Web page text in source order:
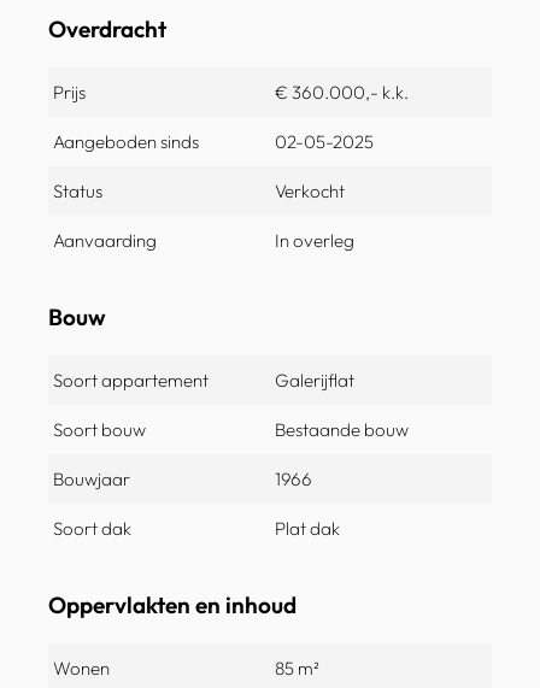
Overdracht
Prijs € 360.000,- k.k.
Aangeboden sinds 02-05-2025
Status Verkocht
Aanvaarding In overleg
Bouw
Soort appartement Galerijflat
Soort bouw Bestaande bouw
Bouwjaar 1966
Soort dak Plat dak
Oppervlakten en inhoud
Wonen 85 m²